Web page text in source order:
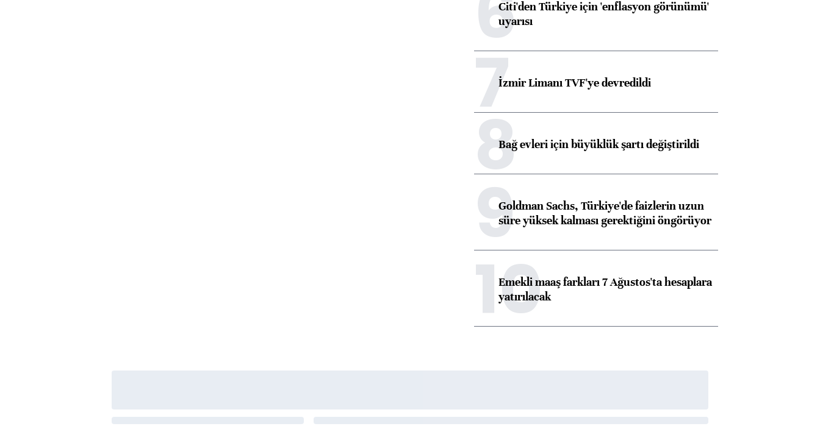
Citi'den Türkiye için 'enflasyon görünümü'
uyarısı
7İzmir Limanı TVF'ye devredildi
8Bağ evleri için büyüklük şartı değiştirildi
9Goldman Sachs, Türkiye'de faizlerin uzun
süre yüksek kalması gerektiğini öngörüyor
10
Emekli maaş farkları 7 Ağustos'ta hesaplara
yatırılacak